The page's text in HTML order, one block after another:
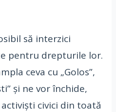
să interzici
pentru drepturile lor.
ceva cu „Golos”,
și ne vor închide,
civici din toată